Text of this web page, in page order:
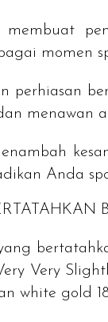
momen
perhiasan
menawan
Anda
Very
white gold